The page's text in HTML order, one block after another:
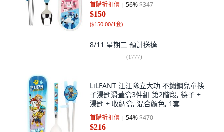
首購折扣價 56%$347
$150
($150.00/1套)
8/11 星期二 預計送達
(1777)
LiLFANT 汪汪隊立大功 不鏽鋼兒童筷
子湯匙滑蓋盒3件組 第2階段, 筷子 +
湯匙 + 收納盒, 混合顏色, 1套
首購折扣價 54%$470
$216